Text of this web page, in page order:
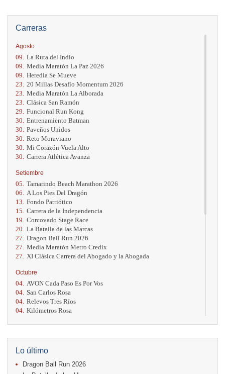
Carreras
Agosto
09. La Ruta del Indio
09. Media Maratón La Paz 2026
09. Heredia Se Mueve
23. 20 Millas Desafío Momentum 2026
23. Media Maratón La Alborada
23. Clásica San Ramón
29. Funcional Run Kong
30. Entrenamiento Batman
30. Paveños Unidos
30. Reto Moraviano
30. Mi Corazón Vuela Alto
30. Carrera Atlética Avanza
Setiembre
05. Tamarindo Beach Marathon 2026
06.
A Los Pies Del Dragón
13. Fondo Patriótico
15. Carrera de la Independencia
19. Corcovado Stage Race
20. La Batalla de las Marcas
27. Dragon Ball Run 2026
27. Media Maratón Metro Credix
27.
XI Clásica Carrera del Abogado y la Abogada
Octubre
04. AVON Cada Paso Es Por Vos
04. San Carlos Rosa
04. Relevos Tres Ríos
04. Kilómetros Rosa
18. Casa Turire Trail Run
18.
Warriors Run Circuit
18. Samsung Jacó Beach Half Marathon 2026
25. KRun by Under Armour
Lo último
Dragon Ball Run 2026